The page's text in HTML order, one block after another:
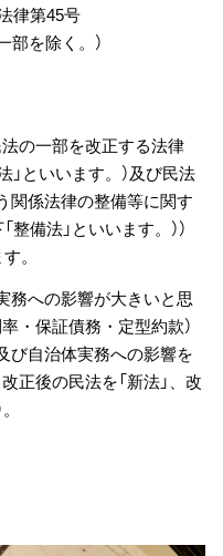
律第45号
を除く。）
の一部を改正する法律
」といいます。）及び民法
関係法律の整備等に関す
備法」といいます。））
。
務への影響が大きいと思
・保証債務・定型約款）
び自治体実務への影響を
正後の民法を「新法」、改